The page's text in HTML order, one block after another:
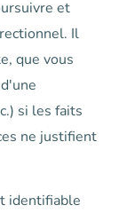
et
Il
que vous
si les faits
ne justifient
identifiable